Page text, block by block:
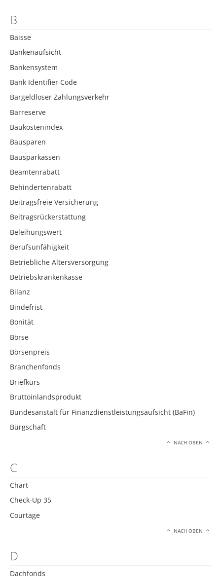
B
Baisse
Bankenaufsicht
Bankensystem
Bank Identifier Code
Bargeldloser Zahlungsverkehr
Barreserve
Baukostenindex
Bausparen
Bausparkassen
Beamtenrabatt
Behindertenrabatt
Beitragsfreie Versicherung
Beitragsrückerstattung
Beleihungswert
Berufsunfähigkeit
Betriebliche Altersversorgung
Betriebskrankenkasse
Bilanz
Bindefrist
Bonität
Börse
Börsenpreis
Branchenfonds
Briefkurs
Bruttoinlandsprodukt
Bundesanstalt für Finanzdienstleistungsaufsicht (BaFin)
Bürgschaft
NACH OBEN
C
Chart
Check-Up 35
Courtage
NACH OBEN
D
Dachfonds